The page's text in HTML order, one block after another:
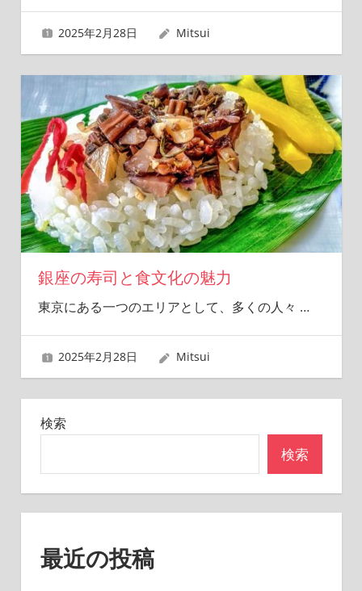
2025年2月28日 Mitsui
銀座の寿司と食文化の魅力
東京にある一つのエリアとして、多くの人々 …
2025年2月28日 Mitsui
検索
検索
最近の投稿